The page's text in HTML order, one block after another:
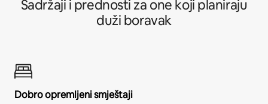
Sadržaji i prednosti za one koji planiraju
duži boravak
Dobro opremljeni smještaji